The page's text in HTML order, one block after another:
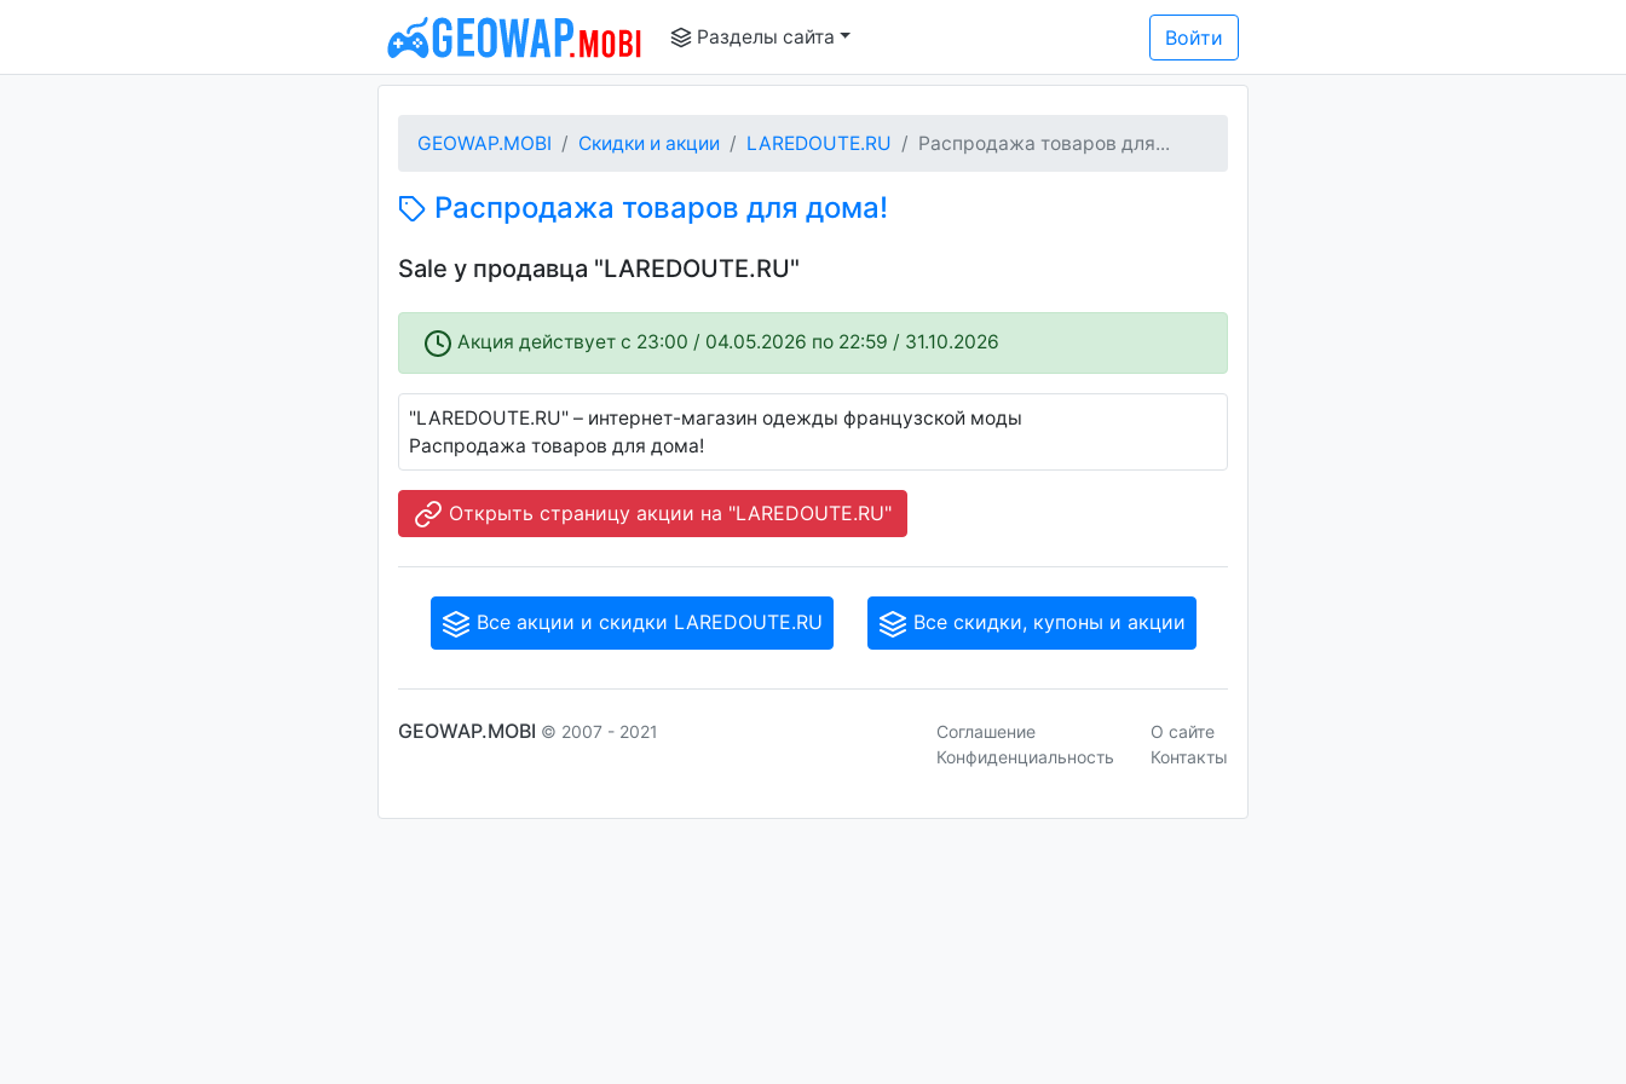
Разделы сайта Войти
GEOWAP.MOBI Скидки и акции LAREDOUTE.RU Распродажа товаров для...
Распродажа товаров для дома!
Sale у продавца "LAREDOUTE.RU"
Акция действует c 23:00 / 04.05.2026 по 22:59 / 31.10.2026
"LAREDOUTE.RU" – интернет-магазин одежды французской моды
Распродажа товаров для дома!
Открыть страницу акции на "LAREDOUTE.RU"
Все акции и скидки LAREDOUTE.RU Все скидки, купоны и акции
GEOWAP.MOBI © 2007 - 2021
Соглашение
Конфиденциальность
О сайте
Контакты